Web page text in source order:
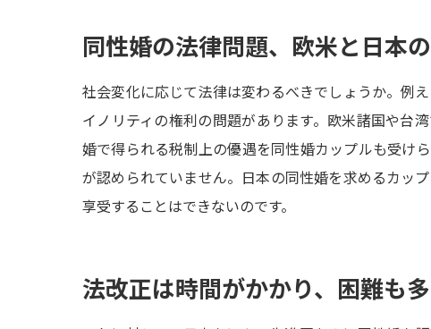
同性婚の法律問題、欧米と日本
社会変化に応じて法律は変わるべきでしょうか。例
イノリティの権利の問題があります。欧米諸国や台
婚で得られる税制上の優遇を同性婚カップルも受け
が認められていません。日本の同性婚を求めるカッ
享受することはできないのです。
法改正は時間がかかり、困難も